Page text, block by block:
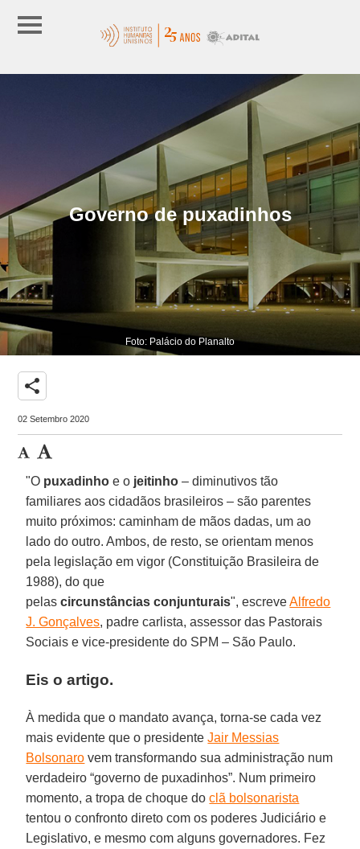
Governo de puxadinhos
Foto: Palácio do Planalto
share
02 Setembro 2020
"O puxadinho e o jeitinho – diminutivos tão
familiares aos cidadãos brasileiros – são parentes
muito próximos: caminham de mãos dadas, um ao
lado do outro. Ambos, de resto, se orientam menos
pela legislação em vigor (Constituição Brasileira de
1988), do que
pelascircunstâncias conjunturais", escreveAlfredo
J. Gonçalves, padre carlista, assessor das Pastorais
Sociais e vice-presidente do SPM – São Paulo.
Eis o artigo.
À medida que o mandato avança, torna-se cada vez
mais evidente que o presidenteJair Messias
Bolsonaro vem transformando sua administração num
verdadeiro “governo de puxadinhos”. Num primeiro
momento, a tropa de choque doclã bolsonarista
tentou o confronto direto com os poderes Judiciário e
Legislativo, e mesmo com alguns governadores. Fez